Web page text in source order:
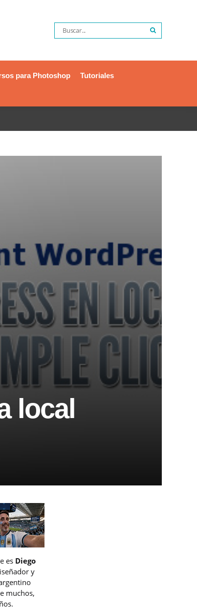
para Photoshop
Tutoriales
local
es Diego
y
muchos,